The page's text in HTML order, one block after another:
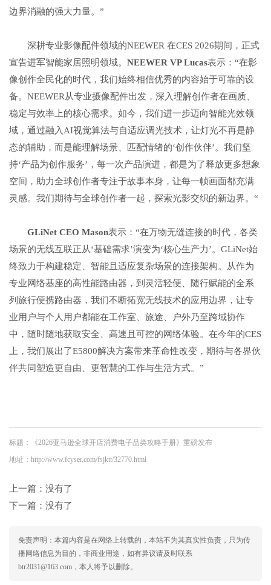
边界消融的强大力量。”
深耕专业影像配件领域的NEEWER 在CES 2026期间，正式
宣告进军智能家居照明领域。 NEEWER VP Lucas表示：“在影
像创作全民化的时代，我们始终相信优秀的内容始于可靠的设
备。NEEWER从专业摄像配件出发，深入理解创作者在画质、
稳定与效率上的核心需求。如今，我们进一步迈向智能光效领
域，通过融入AI视觉算法与自适应调光技术，让灯光不再是静
态的辅助，而是能理解场景、匹配情绪的‘创作伙伴’。我们坚
持‘产品为创作服务’，每一次产品演进，都是为了释放更多想象
空间，助力全球创作者专注于故事本身，让每一帧画面都充满
灵感。我们期待与全球创作者一起，探索光影交织的新边界。“
GLiNet CEO Mason表示：“在万物无缝连接的时代，各类
场景的无线互联正从‘基础需求’演变为‘核心生产力’。GLiNet始
终致力于构建稳定、智能且适应复杂场景的连接架构。从作为
专业网络基座的高性能路由器，到灵活轻便、随行赋能的全系
列旅行便携路由器，我们不断拓宽无线技术的应用边界，让专
业用户与个人用户都能在工作室、旅途、户外乃至跨域协作
中，随时随地获取安全、高速且可控的网络体验。在今年的CES
上，我们展出了E5800解决方案带来革命性改变，期待与各界伙
伴共同塑造更自由、更智慧的工作与生活方式。”
标题：《2026亚马逊全球开店消费电子品类攻略手册》重磅发布
地址：http://www.fcyser.com/fsjktt/32770.html
上一篇：没有了
下一篇：没有了
免责声明：本篇内容是在网络上转载的，本站不为其真实性负责，只为传
播网络信息为目的，非商业用途，如有异议请及时联系
btr2031@163.com，本人将予以删除。